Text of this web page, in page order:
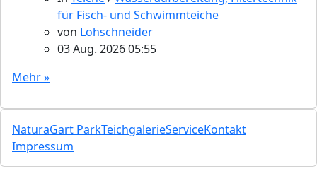
für Fisch- und Schwimmteiche
von Lohschneider
03 Aug. 2026 05:55
Mehr »
NaturaGart ParkTeichgalerieServiceKontakt
Impressum